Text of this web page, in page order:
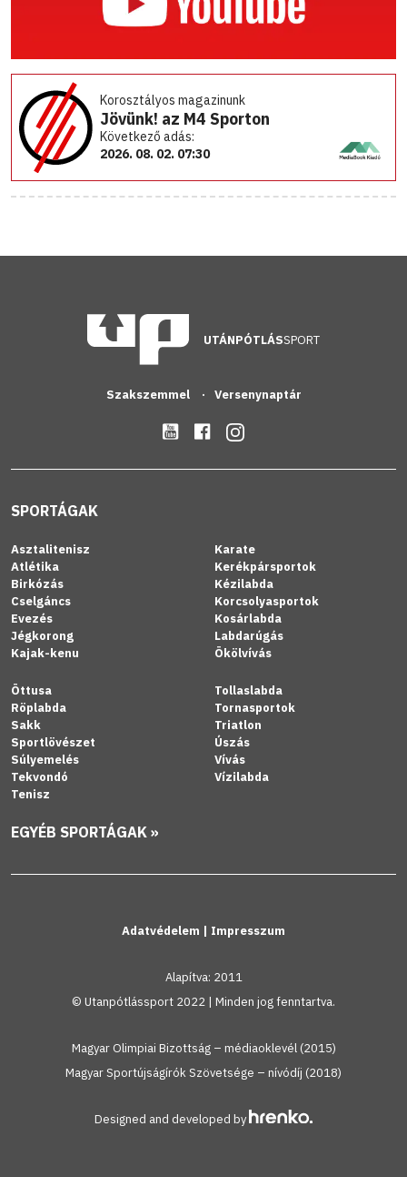
Korosztályos magazinunk
Jövünk! az M4 Sporton
Következő adás:
2026. 08. 02. 07:30
UTÁNPÓTLÁSSPORT
Szakszemmel Versenynaptár
SPORTÁGAK
Asztalitenisz
Atlétika
Birkózás
Cselgáncs
Evezés
Jégkorong
Kajak-kenu
Karate
Kerékpársportok
Kézilabda
Korcsolyasportok
Kosárlabda
Labdarúgás
Ökölvívás
Öttusa
Röplabda
Sakk
Sportlövészet
Súlyemelés
Tekvondó
Tenisz
Tollaslabda
Tornasportok
Triatlon
Úszás
Vívás
Vízilabda
EGYÉB SPORTÁGAK »
Adatvédelem Impresszum
Alapítva: 2011
© Utanpótlássport 2022 | Minden jog fenntartva.
Magyar Olimpiai Bizottság – médiaoklevél (2015)
Magyar Sportújságírók Szövetsége – nívódíj (2018)
Designed and developed by